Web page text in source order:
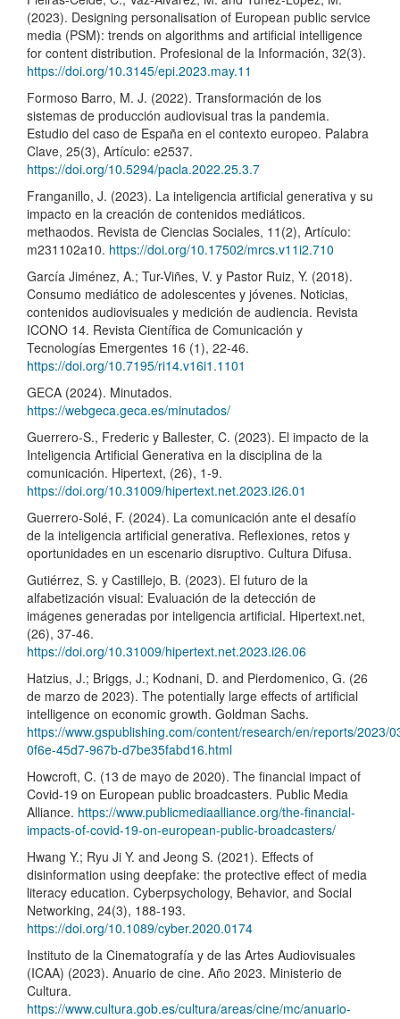
(2023). Designing personalisation of European public service
media (PSM): trends on algorithms and artificial intelligence
for content distribution. Profesional de la Información, 32(3).
https://doi.org/10.3145/epi.2023.may.11
Formoso Barro, M. J. (2022). Transformación de los
sistemas de producción audiovisual tras la pandemia.
Estudio del caso de España en el contexto europeo. Palabra
Clave, 25(3), Artículo: e2537.
https://doi.org/10.5294/pacla.2022.25.3.7
Franganillo, J. (2023). La inteligencia artificial generativa y su
impacto en la creación de contenidos mediáticos.
methaodos. Revista de Ciencias Sociales, 11(2), Artículo:
m231102a10. https://doi.org/10.17502/mrcs.v11i2.710
García Jiménez, A.; Tur-Viñes, V. y Pastor Ruiz, Y. (2018).
Consumo mediático de adolescentes y jóvenes. Noticias,
contenidos audiovisuales y medición de audiencia. Revista
ICONO 14. Revista Científica de Comunicación y
Tecnologías Emergentes 16 (1), 22-46.
https://doi.org/10.7195/ri14.v16i1.1101
GECA (2024). Minutados.
https://webgeca.geca.es/minutados/
Guerrero-S., Frederic y Ballester, C. (2023). El impacto de la
Inteligencia Artificial Generativa en la disciplina de la
comunicación. Hipertext, (26), 1-9.
https://doi.org/10.31009/hipertext.net.2023.i26.01
Guerrero-Solé, F. (2024). La comunicación ante el desafío
de la inteligencia artificial generativa. Reflexiones, retos y
oportunidades en un escenario disruptivo. Cultura Difusa.
Gutiérrez, S. y Castillejo, B. (2023). El futuro de la
alfabetización visual: Evaluación de la detección de
imágenes generadas por inteligencia artificial. Hipertext.net,
(26), 37-46.
https://doi.org/10.31009/hipertext.net.2023.i26.06
Hatzius, J.; Briggs, J.; Kodnani, D. and Pierdomenico, G. (26
de marzo de 2023). The potentially large effects of artificial
intelligence on economic growth. Goldman Sachs.
https://www.gspublishing.com/content/research/en/reports/2023/
0f6e-45d7-967b-d7be35fabd16.html
Howcroft, C. (13 de mayo de 2020). The financial impact of
Covid-19 on European public broadcasters. Public Media
Alliance. https://www.publicmediaalliance.org/the-financial-
impacts-of-covid-19-on-european-public-broadcasters/
Hwang Y.; Ryu Ji Y. and Jeong S. (2021). Effects of
disinformation using deepfake: the protective effect of media
literacy education. Cyberpsychology, Behavior, and Social
Networking, 24(3), 188-193.
https://doi.org/10.1089/cyber.2020.0174
Instituto de la Cinematografía y de las Artes Audiovisuales
(ICAA) (2023). Anuario de cine. Año 2023. Ministerio de
Cultura.
https://www.cultura.gob.es/cultura/areas/cine/mc/anuario-